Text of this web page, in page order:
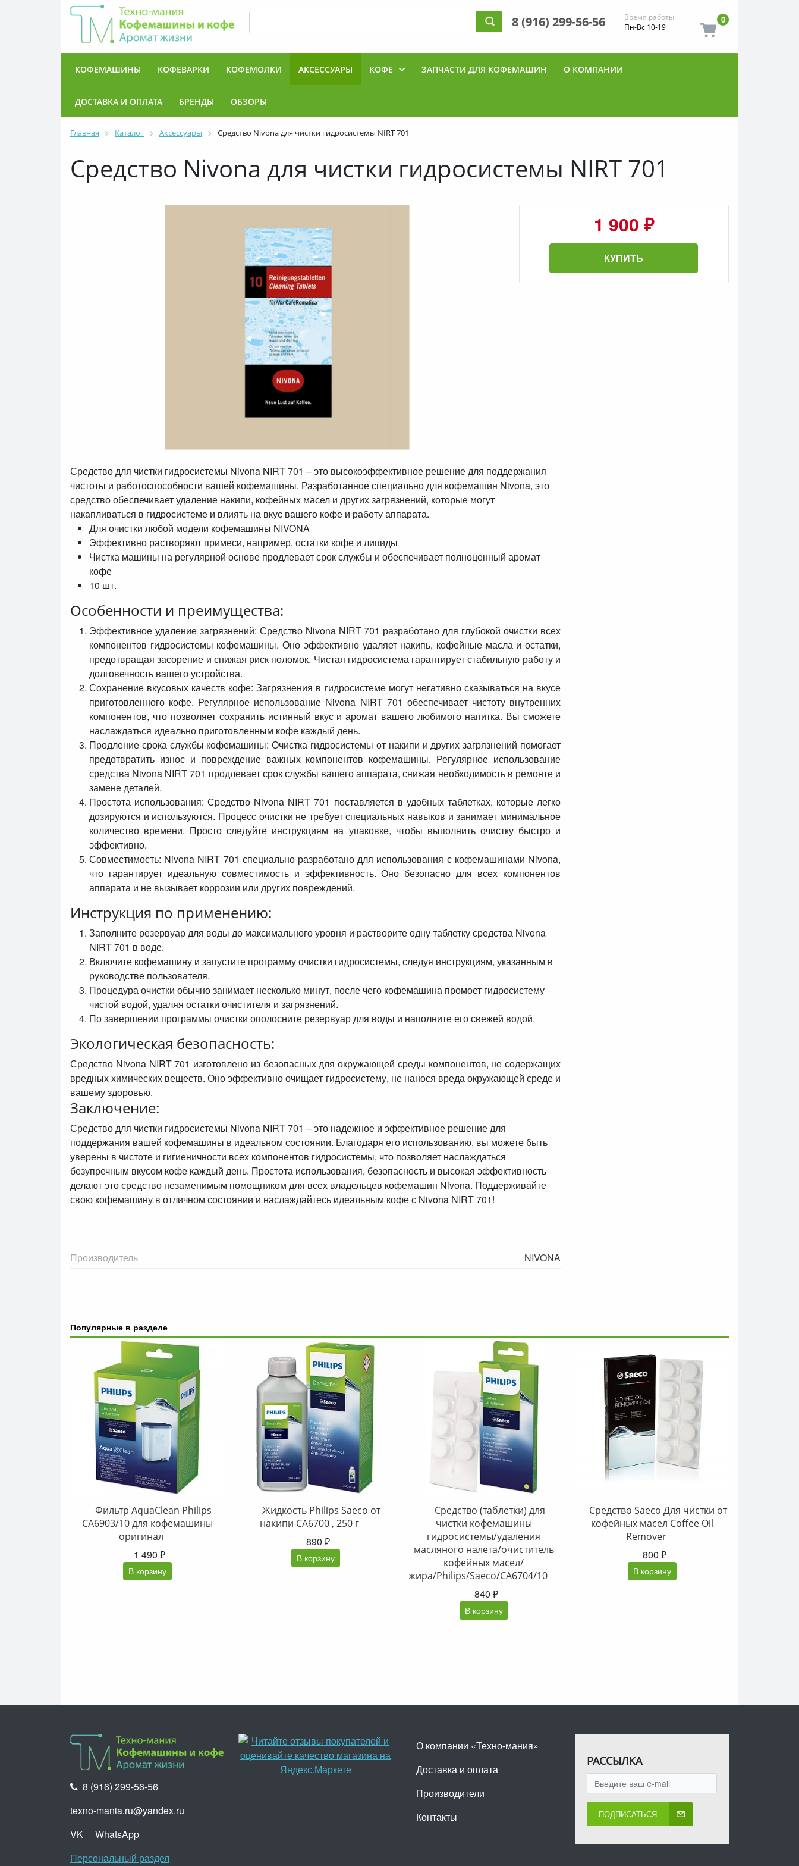
0
8 (916) 299-56-56
Время работы:
Пн-Вс 10-19
КОФЕМАШИНЫ КОФЕВАРКИ КОФЕМОЛКИ АКСЕССУАРЫ КОФЕ ЗАПЧАСТИ ДЛЯ КОФЕМАШИН О КОМПАНИИ
ДОСТАВКА И ОПЛАТА БРЕНДЫ ОБЗОРЫ
Главная Каталог Аксессуары Средство Nivona для чистки гидросистемы NIRT 701
Средство Nivona для чистки гидросистемы NIRT 701
1 900 ₽
КУПИТЬ
Средство для чистки гидросистемы Nivona NIRT 701 – это высокоэффективное решение для поддержания
чистоты и работоспособности вашей кофемашины. Разработанное специально для кофемашин Nivona, это
средство обеспечивает удаление накипи, кофейных масел и других загрязнений, которые могут
накапливаться в гидросистеме и влиять на вкус вашего кофе и работу аппарата.
Для очистки любой модели кофемашины NIVONA
Эффективно растворяют примеси, например, остатки кофе и липиды
Чистка машины на регулярной основе продлевает срок службы и обеспечивает полноценный аромат
кофе
10 шт.
Особенности и преимущества:
Эффективное удаление загрязнений: Средство Nivona NIRT 701 разработано для глубокой очистки всех
компонентов гидросистемы кофемашины. Оно эффективно удаляет накипь, кофейные масла и остатки,
предотвращая засорение и снижая риск поломок. Чистая гидросистема гарантирует стабильную работу и
долговечность вашего устройства.
Сохранение вкусовых качеств кофе: Загрязнения в гидросистеме могут негативно сказываться на вкусе
приготовленного кофе. Регулярное использование Nivona NIRT 701 обеспечивает чистоту внутренних
компонентов, что позволяет сохранить истинный вкус и аромат вашего любимого напитка. Вы сможете
наслаждаться идеально приготовленным кофе каждый день.
Продление срока службы кофемашины: Очистка гидросистемы от накипи и других загрязнений помогает
предотвратить износ и повреждение важных компонентов кофемашины. Регулярное использование
средства Nivona NIRT 701 продлевает срок службы вашего аппарата, снижая необходимость в ремонте и
замене деталей.
Простота использования: Средство Nivona NIRT 701 поставляется в удобных таблетках, которые легко
дозируются и используются. Процесс очистки не требует специальных навыков и занимает минимальное
количество времени. Просто следуйте инструкциям на упаковке, чтобы выполнить очистку быстро и
эффективно.
Совместимость: Nivona NIRT 701 специально разработано для использования с кофемашинами Nivona,
что гарантирует идеальную совместимость и эффективность. Оно безопасно для всех компонентов
аппарата и не вызывает коррозии или других повреждений.
Инструкция по применению:
Заполните резервуар для воды до максимального уровня и растворите одну таблетку средства Nivona
NIRT 701 в воде.
Включите кофемашину и запустите программу очистки гидросистемы, следуя инструкциям, указанным в
руководстве пользователя.
Процедура очистки обычно занимает несколько минут, после чего кофемашина промоет гидросистему
чистой водой, удаляя остатки очистителя и загрязнений.
По завершении программы очистки ополосните резервуар для воды и наполните его свежей водой.
Экологическая безопасность:
Средство Nivona NIRT 701 изготовлено из безопасных для окружающей среды компонентов, не содержащих
вредных химических веществ. Оно эффективно очищает гидросистему, не нанося вреда окружающей среде и
вашему здоровью.
Заключение:
Средство для чистки гидросистемы Nivona NIRT 701 – это надежное и эффективное решение для
поддержания вашей кофемашины в идеальном состоянии. Благодаря его использованию, вы можете быть
уверены в чистоте и гигиеничности всех компонентов гидросистемы, что позволяет наслаждаться
безупречным вкусом кофе каждый день. Простота использования, безопасность и высокая эффективность
делают это средство незаменимым помощником для всех владельцев кофемашин Nivona. Поддерживайте
свою кофемашину в отличном состоянии и наслаждайтесь идеальным кофе с Nivona NIRT 701!
Производитель NIVONA
Популярные в разделе
Фильтр AquaClean Philips
CA6903/10 для кофемашины
оригинал
1 490 ₽
В корзину
Жидкость Philips Saeco от
накипи CA6700 , 250 г
890 ₽
В корзину
Средство (таблетки) для
чистки кофемашины
гидросистемы/удаления
масляного налета/очиститель
кофейных масел/
жира/Philips/Saeco/CA6704/10
840 ₽
В корзину
Средство Saeco Для чистки от
кофейных масел Coffee Oil
Remover
800 ₽
В корзину
О компании «Техно-мания»
Доставка и оплата
Производители
Контакты
РАССЫЛКА
ПОДПИСАТЬСЯ
8 (916) 299-56-56
texno-mania.ru@yandex.ru
VK
WhatsApp
Персональный раздел